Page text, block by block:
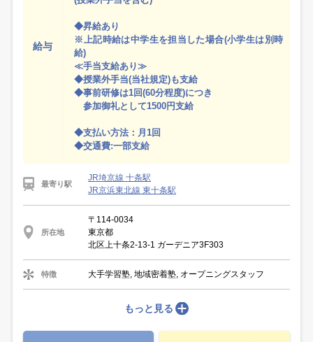
給与
◆昇給あり
※上記時給は中学生を担当した場合(小学生は別時
給)
≪手当支給あり≫
◆授業外手当(当社規定)も支給
◆事前研修は1回(60分程度)につき
参加御礼として1500円支給
◆支払い方法：月1回
◆交通費:一部支給
最寄り駅
JR埼京線 十条駅
JR京浜東北線 東十条駅
所在地
〒114-0034
東京都
北区上十条2-13-1 ガーデニア3F303
特徴 大手学習塾, 地域密着塾, オープニングスタッフ
もっと見る